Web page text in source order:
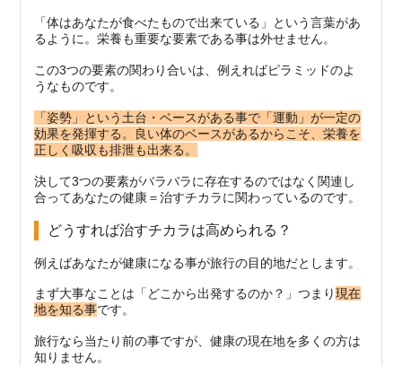
「体はあなたが食べたもので出来ている」という言葉があ
るように。栄養も重要な要素である事は外せません。
この3つの要素の関わり合いは、例えればピラミッドのよ
うなものです。
「姿勢」という土台・ベースがある事で「運動」が一定の
効果を発揮する。良い体のベースがあるからこそ、栄養を
正しく吸収も排泄も出来る。
決して3つの要素がバラバラに存在するのではなく関連し
合ってあなたの健康＝治すチカラに関わっているのです。
どうすれば治すチカラは高められる？
例えばあなたが健康になる事が旅行の目的地だとします。
まず大事なことは「どこから出発するのか？」つまり現在
地を知る事です。
旅行なら当たり前の事ですが、健康の現在地を多くの方は
知りません。